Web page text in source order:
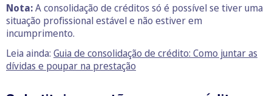
Nota:A consolidação de créditos só é possível se tiver uma
situação profissional estável e não estiver em
incumprimento.
Leia ainda: Guia de consolidação de crédito: Como juntar as
dívidas e poupar na prestação